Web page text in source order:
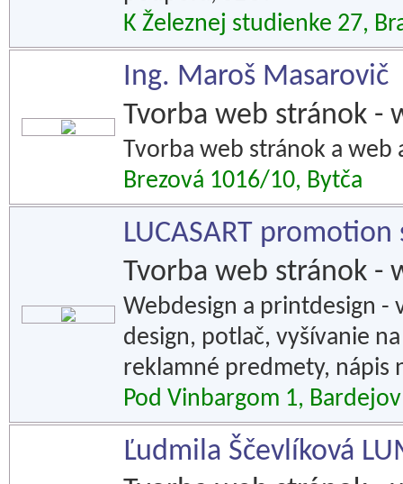
K Železnej studienke 27,
Ing. Maroš Masarovič
Tvorba web stránok -
Tvorba web stránok a
Brezová 1016/10, Bytča
LUCASART promotion
Tvorba web stránok -
Webdesign a printdesign -
design, potlač, vyšívanie
reklamné predmety, nápis
Pod Vinbargom 1, Bardejov
Ľudmila Ščevlíková